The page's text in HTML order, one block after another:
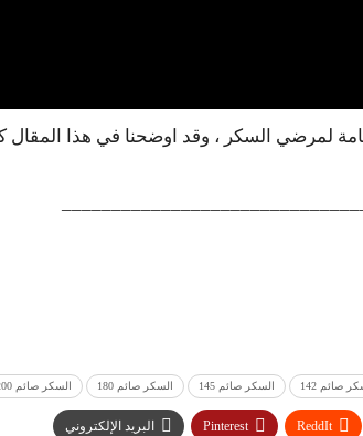
١٢٠ احد الموضوعات الهامة لمرضي السكر ، وقد اوضحنا
صائم 142 السكر صائم 145 السكر صائم 180 السكر صائم 200
ReddIt
Pinterest البريد الإلكتروني